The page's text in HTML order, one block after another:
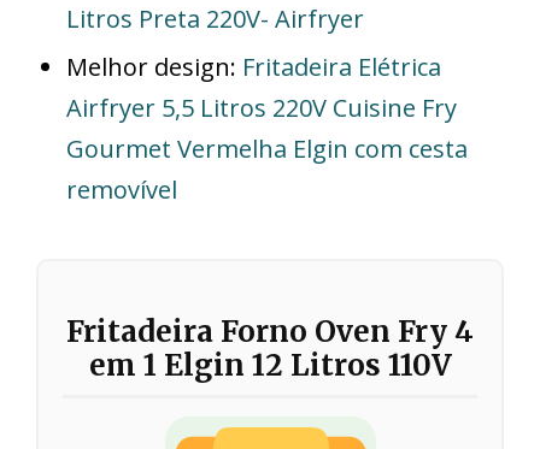
Litros Preta 220V- Airfryer
Melhor design: Fritadeira Elétrica
Airfryer 5,5 Litros 220V Cuisine Fry
Gourmet Vermelha Elgin com cesta
removível
Fritadeira Forno Oven Fry 4
em 1 Elgin 12 Litros 110V